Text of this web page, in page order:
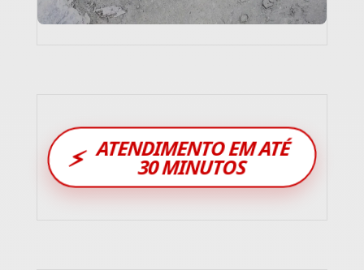
⚡ ATENDIMENTO EM ATÉ
30 MINUTOS